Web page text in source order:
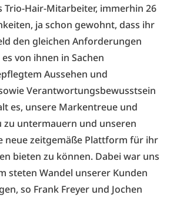
Trio-Hair-Mitarbeiter, immerhin 26
ja schon gewohnt, dass ihr
den gleichen Anforderungen
von ihnen in Sachen
Aussehen und
Verantwortungsbewusstsein
es, unsere Markentreue und
zu untermauern und unseren
neue zeitgemäße Plattform für ihr
bieten zu können. Dabei war uns
steten Wandel unserer Kunden
so Frank Freyer und Jochen